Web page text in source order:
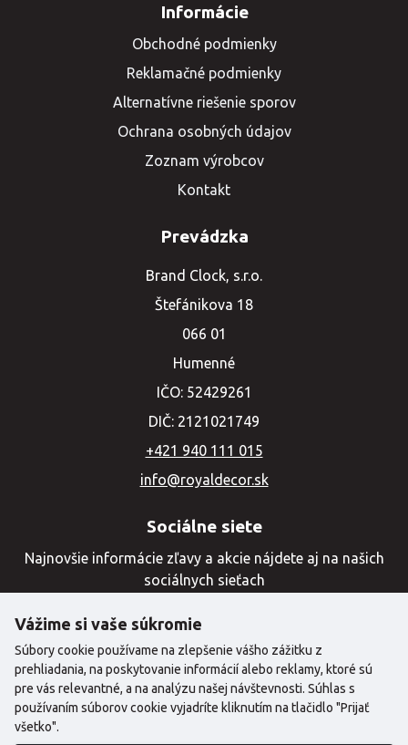
Informácie
Obchodné podmienky
Reklamačné podmienky
Alternatívne riešenie sporov
Ochrana osobných údajov
Zoznam výrobcov
Kontakt
Prevádzka
Brand Clock, s.r.o.
Štefánikova 18
066 01
Humenné
IČO: 52429261
DIČ: 2121021749
+421 940 111 015
info@royaldecor.sk
Sociálne siete
Najnovšie informácie zľavy a akcie nájdete aj na našich
sociálnych sieťach
Vážime si vaše súkromie
Súbory cookie používame na zlepšenie vášho zážitku z
prehliadania, na poskytovanie informácií alebo reklamy, ktoré sú
pre vás relevantné, a na analýzu našej návštevnosti. Súhlas s
používaním súborov cookie vyjadríte kliknutím na tlačidlo "Prijať
všetko".